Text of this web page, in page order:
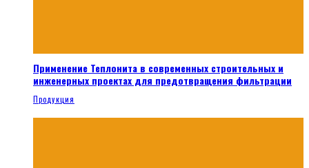
Применение Теплонита в современных строительных и
инженерных проектах для предотвращения фильтрации
Продукция